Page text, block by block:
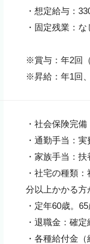
・想定給与：
・固定残業：な
※賞与：年2回
※昇給：年1回
・社会保険完
・通勤手当：
・家族手当：
・社宅の種類
分以上かかる方
・定年60歳。
・退職金：確
・各種給付金